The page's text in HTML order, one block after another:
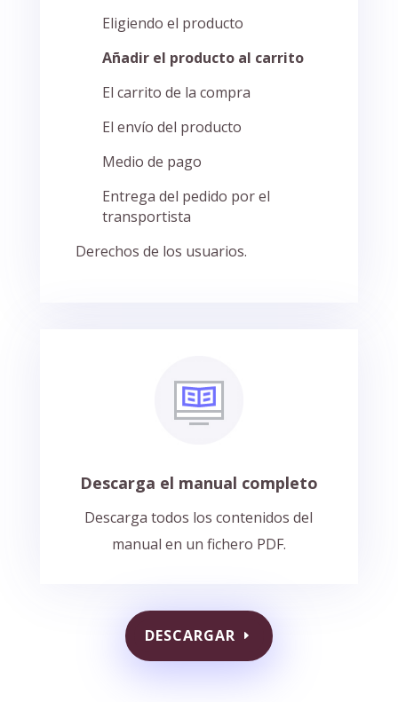
Eligiendo el producto
Añadir el producto al carrito
El carrito de la compra
El envío del producto
Medio de pago
Entrega del pedido por el
transportista
Derechos de los usuarios.
Descarga el manual completo
Descarga todos los contenidos del
manual en un fichero PDF.
DESCARGAR